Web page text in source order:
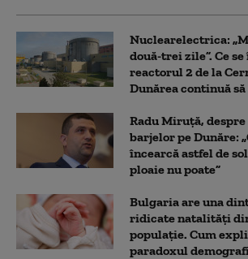
Nuclearelectrica:
două-trei zile”. Ce
reactorul 2 de la
Dunărea continuă să
Radu Miruță,
barjelor pe Dunăre:
încearcă astfel de
ploaie nu poate”
Bulgaria are una
ridicate natalități
populație. Cum
paradoxul